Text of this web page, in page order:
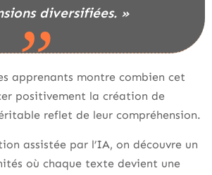
diversifiées. »
apprenants montre combien cet
positivement la création de
reflet de leur compréhension.
assistée par l’IA, on découvre un
où chaque texte devient une